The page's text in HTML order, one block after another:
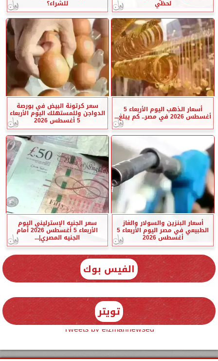
لحظي للشراء؟
أسعار الذهب اليوم الأربعاء 5
أغسطس 2026 في مصر.. كم يبلغ...
سعر كرتونة البيض في بورصة
الدواجن وللمستهلك اليوم الأربعاء
5 أغسطس 2026
أسعار البنزين والسولار والغاز
الطبيعي في مصر اليوم الأربعاء 5
أغسطس 2026
سعر الجنيه الإسترليني اليوم
الأربعاء 5 أغسطس 2026 أمام
الجنيه المصري|...
الفيس بوك
تويتر
Tweets by elzmannewseg